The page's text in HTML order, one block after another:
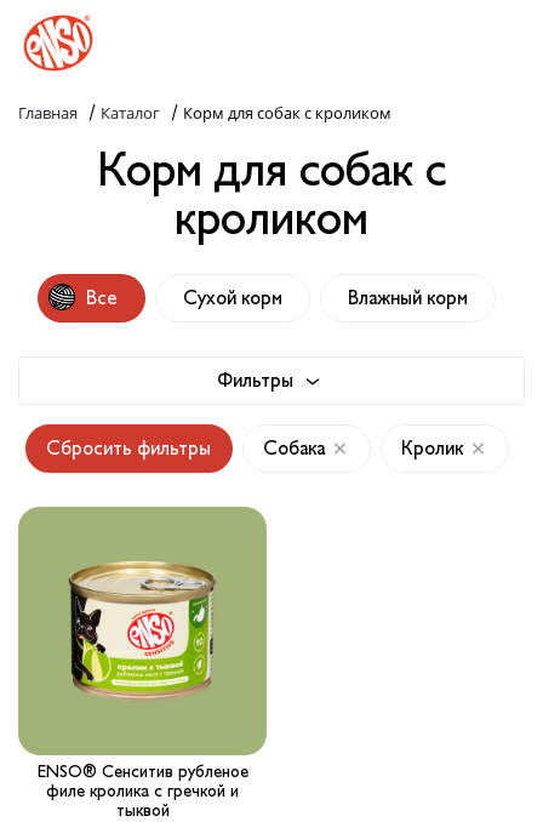
Каталог
Назад в лапки
Попробуй пойми!
Главная / Каталог / Корм для собак с кроликом
Корм для собак с
кроликом
Все Сухой корм Влажный корм
Фильтры
Сбросить фильтры Собака Кролик
ENSO® Сенситив рубленое
филе кролика с гречкой и
тыквой